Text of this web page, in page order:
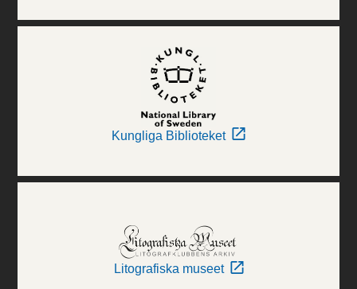
Kungliga Biblioteket
Litografiska museet